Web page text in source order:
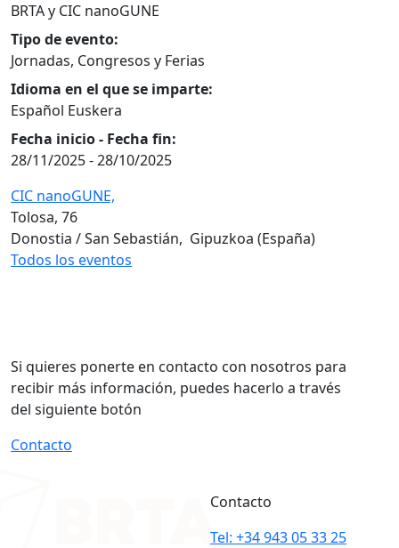
BRTA y CIC nanoGUNE
Tipo de evento:
Jornadas, Congresos y Ferias
Idioma en el que se imparte:
Español Euskera
Fecha inicio - Fecha fin:
28/11/2025-28/10/2025
CIC nanoGUNE,
Tolosa, 76
Donostia / San Sebastián, Gipuzkoa (España)
Todos los eventos
Si quieres ponerte en contacto con nosotros para
recibir más información, puedes hacerlo a través
del siguiente botón
Contacto
Contacto
Tel: +34 943 05 33 25